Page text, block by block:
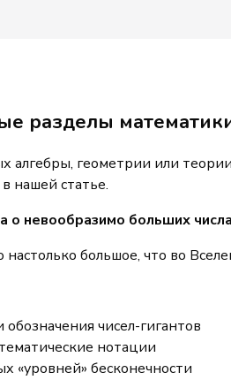
разделы
геометрии или
нашей статье.
о невообразимо больших
настолько большое, что во
обозначения чисел-гигантов
нотации
«уровней» бесконечности